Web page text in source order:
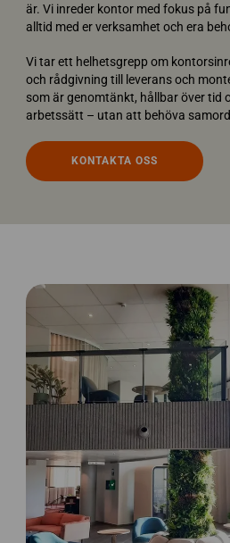
är. Vi inreder kontor med fokus på
alltid med er verksamhet och era
Vi tar ett helhetsgrepp om
och rådgivning till leverans och
som är genomtänkt, hållbar över tid
arbetssätt – utan att behöva
KONTAKTA OSS